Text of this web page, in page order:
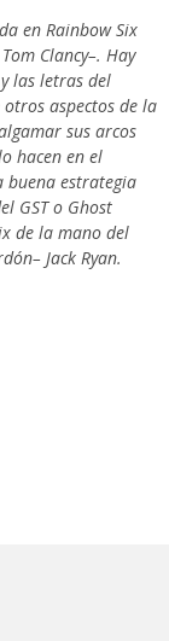
en Rainbow Six
Clancy–. Hay
las letras del
aspectos de la
sus arcos
hacen en el
estrategia
GST o Ghost
de la mano del
Jack Ryan.